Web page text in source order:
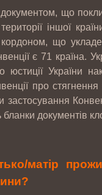
що
іншої
кордоном, що
є 71 країна.
юстиції України
про
застосування
документів
матір